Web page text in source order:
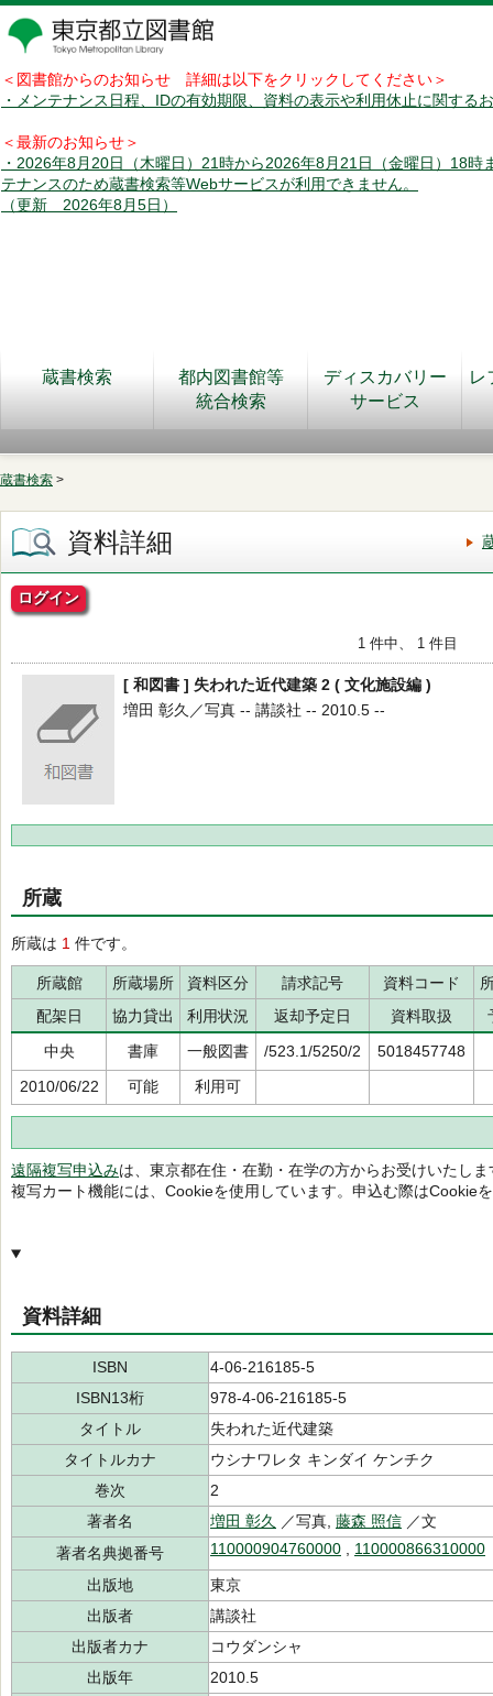
＜図書館からのお知らせ 詳細は以下をクリックしてください＞
・メンテナンス日程、IDの有効期限、資料の表示や利用休止に関する
＜最新のお知らせ＞
・2026年8月20日（木曜日）21時から2026年8月21日（金曜日）18時
テナンスのため蔵書検索等Webサービスが利用できません。
（更新 2026年8月5日）
蔵書検索
都内図書館等
統合検索
ディスカバリー
サービス
レ
蔵書検索 >
資料詳細
ログイン
1 件中、 1 件目
[ 和図書 ] 失われた近代建築 2 ( 文化施設編 )
増田 彰久／写真 -- 講談社 -- 2010.5 --
所蔵
所蔵は 1 件です。
所蔵館 所蔵場所 資料区分 請求記号 資料コード
配架日
協力貸出 利用状況 返却予定日 資料取扱
中央
書庫 一般図書 /523.1/5250/2
5018457748
2010/06/22
可能 利用可
遠隔複写申込みは、東京都在住・在勤・在学の方からお受けいたしま
複写カート機能には、Cookieを使用しています。申込む際はCookie
資料詳細
ISBN
4-06-216185-5
ISBN13桁
978-4-06-216185-5
タイトル
失われた近代建築
タイトルカナ
ウシナワレタ キンダイ ケンチク
巻次
2
著者名
増田 彰久 ／写真, 藤森 照信 ／文
著者名典拠番号
110000904760000 110000866310000
出版地
東京
出版者
講談社
出版者カナ
コウダンシャ
出版年
2010.5